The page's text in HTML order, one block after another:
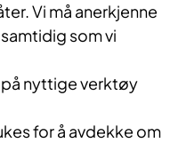
Vi må anerkjenne
som vi
nyttige verktøy
for å avdekke om